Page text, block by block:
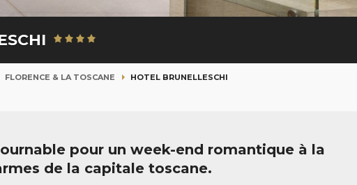
FLORENCE & LA TOSCANE HOTEL BRUNELLESCHI
pour un week-end romantique à la
de la capitale toscane.